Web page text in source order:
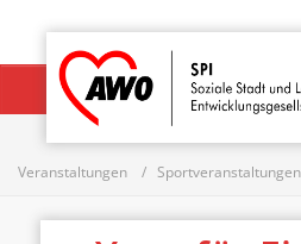
Startseite
Veranstaltungen Sportveranstaltungen